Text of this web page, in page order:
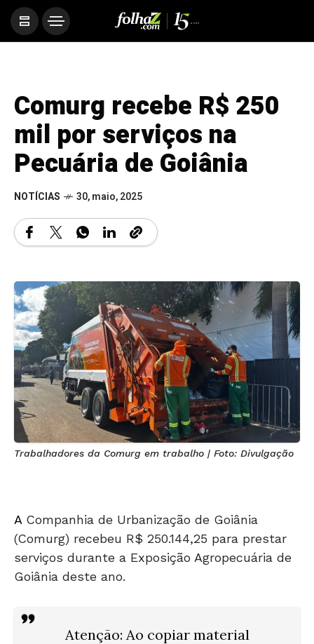
Comurg recebe R$ 250
mil por serviços na
Pecuária de Goiânia
NOTÍCIAS 30, maio, 2025
Trabalhadores da Comurg em trabalho | Foto: Divulgação
A Companhia de Urbanização de Goiânia
(Comurg) recebeu R$ 250.144,25 para prestar
serviços durante a Exposição Agropecuária de
Goiânia deste ano.
Atenção: Ao copiar material